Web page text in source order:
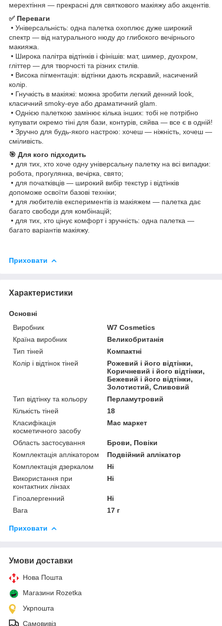
мерехтіння — прекрасні для святкового макіяжу або акцентів.
✅ Переваги
• Універсальність: одна палетка охоплює дуже широкий
спектр — від натурального нюду до глибокого вечірнього
макияжа.
• Широка палітра відтінків і фінішів: мат, шимер, дуохром,
гліттер — для творчості та різних стилів.
• Висока пігментація: відтінки дають яскравий, насичений
колір.
• Гнучкість в макіяжі: можна зробити легкий денний look,
класичний smoky‑eye або драматичний glam.
• Однією палеткою замінює кілька інших: тобі не потрібно
купувати окремо тіні для бази, контурів, сяйва — все є в одній!
• Зручно для будь‑якого настрою: хочеш — ніжність, хочеш —
сміливість.
🎯 Для кого підходить
• для тих, хто хоче одну універсальну палетку на всі випадки:
робота, прогулянка, вечірка, свято;
• для початківців — широкий вибір текстур і відтінків
допоможе освоїти базові техніки;
• для любителів експериментів із макіяжем — палетка дає
багато свободи для комбінацій;
• для тих, хто цінує комфорт і зручність: одна палетка —
багато варіантів макіяжу.
Приховати
Характеристики
Основні
Виробник
W7 Cosmetics
Країна виробник
Великобританія
Тип тіней
Компактні
Колір і відтінок тіней
Рожевий і його відтінки,
Коричневий і його відтінки,
Бежевий і його відтінки,
Золотистий, Сливовий
Тип відтінку та кольору
Перламутровий
Кількість тіней
18
Класифікація
косметичного засобу
Мас маркет
Область застосування
Брови, Повіки
Комплектація аплікатором
Подвійний аплікатор
Комплектація дзеркалом
Ні
Використання при
контактних лінзах
Ні
Гіпоалергенний
Ні
Вага
17 г
Приховати
Умови доставки
Нова Пошта
Магазини Rozetka
Укрпошта
Самовивіз